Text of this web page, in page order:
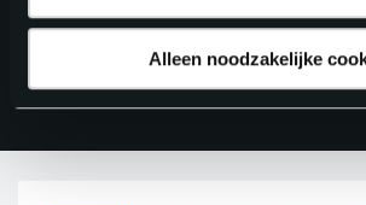
Alleen noodzakelijke
FILTER 25